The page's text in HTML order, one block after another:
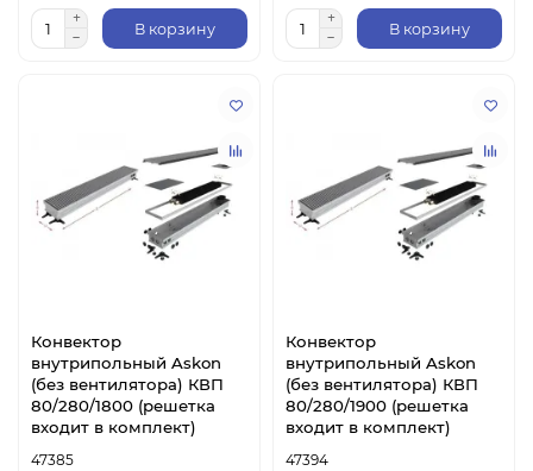
В корзину В корзину
Конвектор
внутрипольный Askon
(без вентилятора) КВП
80/280/1800 (решетка
входит в комплект)
47385
Конвектор
внутрипольный Askon
(без вентилятора) КВП
80/280/1900 (решетка
входит в комплект)
47394